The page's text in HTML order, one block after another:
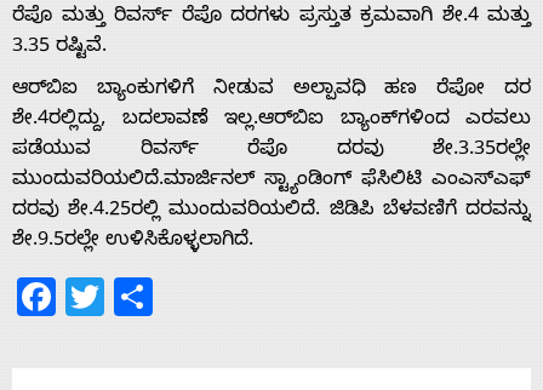
Home
About
Us
Advertise
ರೆಪೊ ಮತ್ತು ರಿವರ್ಸ್ ರೆಪೊ ದರಗಳು ಪ್ರಸ್ತುತ ಕ್ರಮವಾಗಿ ಶೇ.4 ಮತ್ತು
3.35 ರಷ್ಟಿವೆ.
ಆರ್‌ಬಿಐ ಬ್ಯಾಂಕುಗಳಿಗೆ ನೀಡುವ ಅಲ್ಪಾವಧಿ ಹಣ ರೆಪೋ ದರ
ಶೇ.4ರಲ್ಲಿದ್ದು, ಬದಲಾವಣೆ ಇಲ್ಲ.ಆರ್‌ಬಿಐ ಬ್ಯಾಂಕ್‌ಗಳಿಂದ ಎರವಲು
ಪಡೆಯುವ ರಿವರ್ಸ್ ರೆಪೊ ದರವು ಶೇ.3.35ರಲ್ಲೇ
ಮುಂದುವರಿಯಲಿದೆ.ಮಾರ್ಜಿನಲ್ ಸ್ಟ್ಯಾಂಡಿಂಗ್ ಫೆಸಿಲಿಟಿ ಎಂಎಸ್‌ಎಫ್‌
ದರವು ಶೇ.4.25ರಲ್ಲಿ ಮುಂದುವರಿಯಲಿದೆ. ಜಿಡಿಪಿ ಬೆಳವಣಿಗೆ ದರವನ್ನು
ಶೇ.9.5ರಲ್ಲೇ ಉಳಿಸಿಕೊಳ್ಳಲಾಗಿದೆ.
Facebook
Twitter